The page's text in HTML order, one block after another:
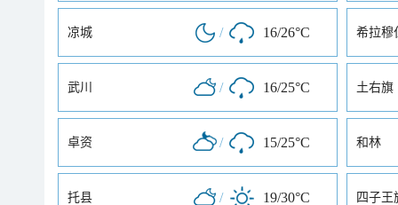
凉城 / 16/26°C 希拉穆
武川 / 16/25°C 土右旗
卓资 / 15/25°C 和林
托县 / 19/30°C 四子王